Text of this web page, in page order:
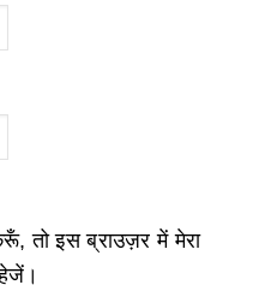
तो इस ब्राउज़र में मेरा